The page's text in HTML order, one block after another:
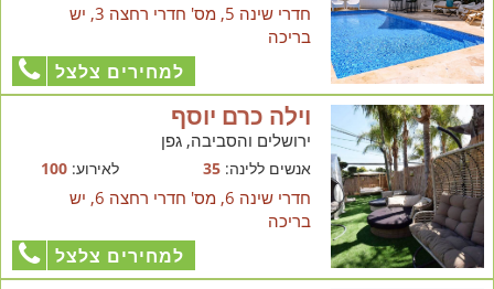
חדרי שינה 5, מס' חדרי רחצה 3, יש
בריכה
למחירים צלצל
וילה כרם יוסף
ירושלים והסביבה, גפן
אנשים ללינה:35 לאירוע:100
חדרי שינה 6, מס' חדרי רחצה 6, יש
בריכה
למחירים צלצל